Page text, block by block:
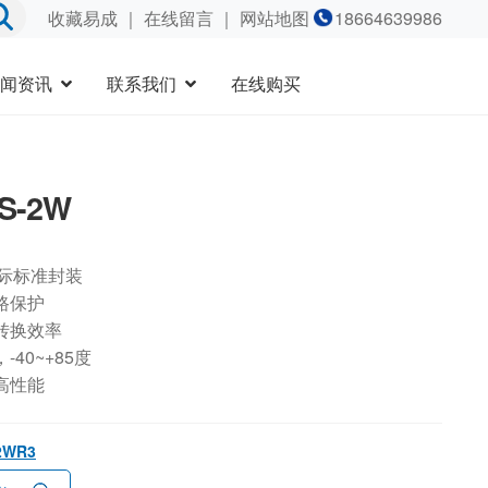
收藏易成｜ 在线留言｜ 网站地图 18664639986
资讯 联系我们 在线购买
2W
标准封装
保护
换效率
-40~+85度
性能